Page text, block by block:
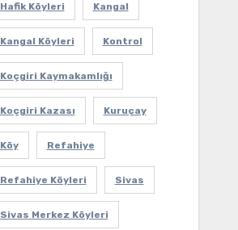
Hafik Köyleri Kangal
Kangal Köyleri Kontrol
Koçgiri Kaymakamlığı
Koçgiri Kazası Kuruçay
Köy Refahiye
Refahiye Köyleri Sivas
Sivas Merkez Köyleri